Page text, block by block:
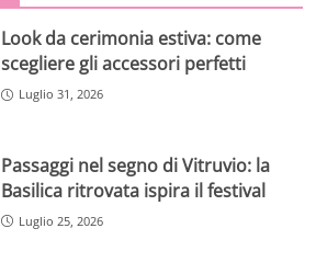
Look da cerimonia estiva: come
scegliere gli accessori perfetti
Luglio 31, 2026
Passaggi nel segno di Vitruvio: la
Basilica ritrovata ispira il festival
Luglio 25, 2026